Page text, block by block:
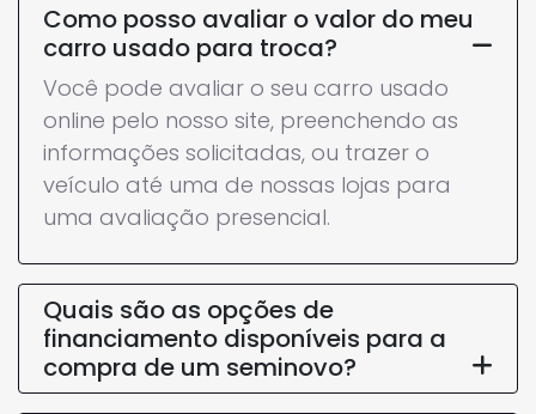
Como posso avaliar o valor do meu
carro usado para troca?
Você pode avaliar o seu carro usado
online pelo nosso site, preenchendo as
informações solicitadas, ou trazer o
veículo até uma de nossas lojas para
uma avaliação presencial.
Quais são as opções de
financiamento disponíveis para a
compra de um seminovo?